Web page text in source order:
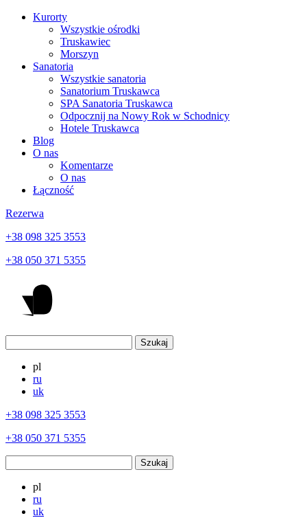
Kurorty
Wszystkie ośrodki
Truskawiec
Morszyn
Sanatoria
Wszystkie sanatoria
Sanatorium Truskawca
SPA Sanatoria Truskawca
Odpocznij na Nowy Rok w Schodnicy
Hotele Truskawca
Blog
O nas
Komentarze
O nas
Łączność
Rezerwa
+38 098 325 3553
+38 050 371 5355
pl
ru
uk
+38 098 325 3553
+38 050 371 5355
pl
ru
uk